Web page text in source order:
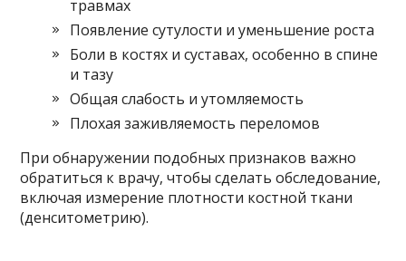
травмах
Появление сутулости и уменьшение роста
Боли в костях и суставах, особенно в спине
и тазу
Общая слабость и утомляемость
Плохая заживляемость переломов
При обнаружении подобных признаков важно
обратиться к врачу, чтобы сделать обследование,
включая измерение плотности костной ткани
(денситометрию).